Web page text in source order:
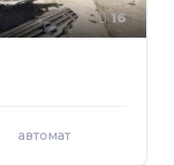
16
автомат